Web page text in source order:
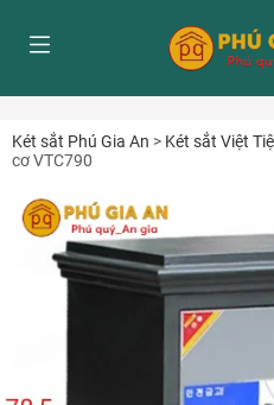
Két sắt Phú Gia An > Két sắt Việt
cơ VTC790